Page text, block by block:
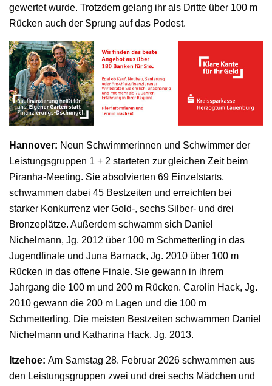
gewertet wurde. Trotzdem gelang ihr als Dritte über 100 m
Rücken auch der Sprung auf das Podest.
Hannover: Neun Schwimmerinnen und Schwimmer der
Leistungsgruppen 1 + 2 starteten zur gleichen Zeit beim
Piranha-Meeting. Sie absolvierten 69 Einzelstarts,
schwammen dabei 45 Bestzeiten und erreichten bei
starker Konkurrenz vier Gold-, sechs Silber- und drei
Bronzeplätze. Außerdem schwamm sich Daniel
Nichelmann, Jg. 2012 über 100 m Schmetterling in das
Jugendfinale und Juna Barnack, Jg. 2010 über 100 m
Rücken in das offene Finale. Sie gewann in ihrem
Jahrgang die 100 m und 200 m Rücken. Carolin Hack, Jg.
2010 gewann die 200 m Lagen und die 100 m
Schmetterling. Die meisten Bestzeiten schwammen Daniel
Nichelmann und Katharina Hack, Jg. 2013.
Itzehoe: Am Samstag 28. Februar 2026 schwammen aus
den Leistungsgruppen zwei und drei sechs Mädchen und